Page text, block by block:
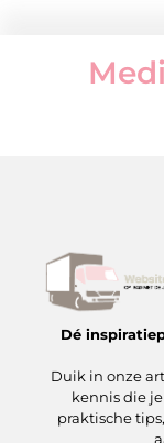
Dé
Duik in onze
kennis die
praktische